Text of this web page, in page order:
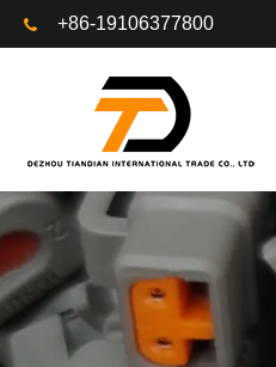
+86-19106377800